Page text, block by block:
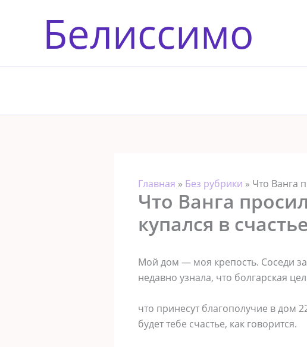
содержимомуБелиссимо
Главная » Без рубрики » Что Ванга
Что Ванга
купался в счастье
Мой дом — моя крепость. Соседи
недавно узнала, что болгарская
что принесут благополучие в дом
будет тебе счастье, как говорится.